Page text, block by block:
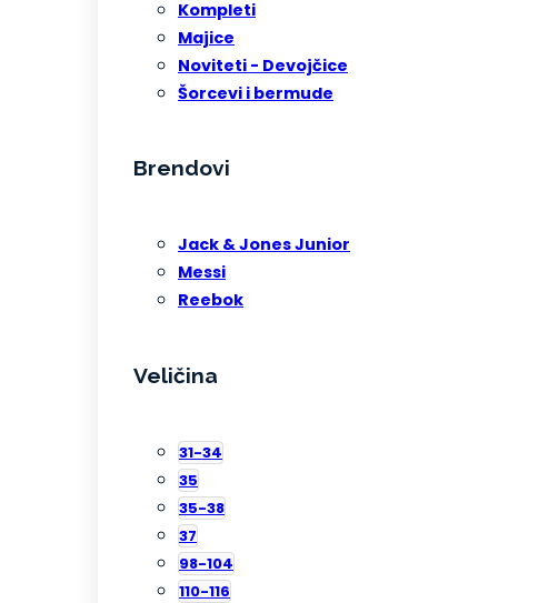
Kompleti
Majice
Noviteti - Devojčice
Šorcevi i bermude
Brendovi
Jack & Jones Junior
Messi
Reebok
Veličina
31-34
35
35-38
37
98-104
110-116